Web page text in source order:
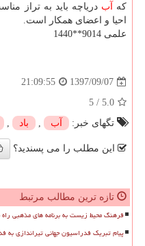
كه آب دریاچه باید به تراز
احیا و اعضای همكار است.
علمی 9014**1440
1397/09/07
21:09:55
5.0
/
5
تگهای خبر:
آب , باد ,
این مطلب را می پسندید؟
تازه ترین مطالب مرتبط
فرهنگ محیط زیست به برنامه های مذهبی راه
پیام تبریک فدراسیون جهانی تیراندازی به